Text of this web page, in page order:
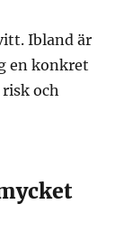
Ibland är
en konkret
och